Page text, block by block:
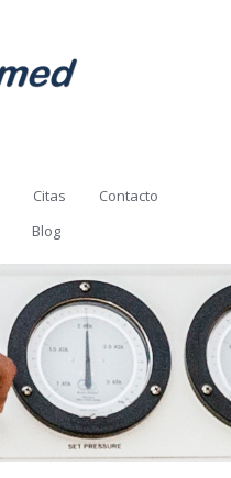
Citas
Contacto
Blog